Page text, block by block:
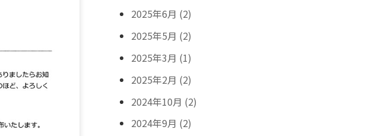
2025年6月 (2)
2025年5月 (2)
2025年3月 (1)
2025年2月 (2)
2024年10月 (2)
2024年9月 (2)